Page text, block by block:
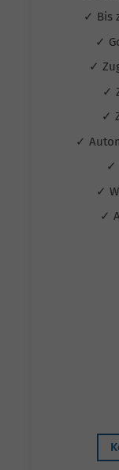
✓ Bis
✓
✓
✓
✓
✓
✓
✓
✓